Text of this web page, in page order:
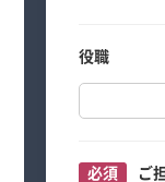
役職
必須
ご担